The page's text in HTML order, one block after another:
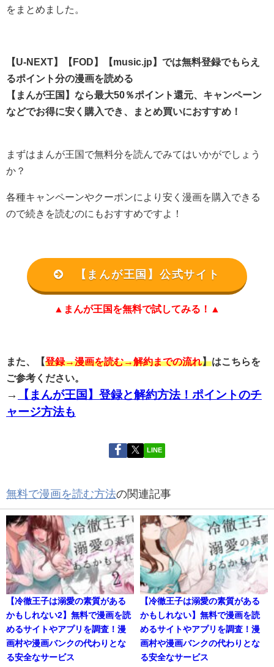
をまとめました。
【U-NEXT】【FOD】【music.jp】では無料登録でもらえ
るポイント分の漫画を読める
【まんが王国】なら最大50％ポイント還元、キャンペーン
などでお得に安く購入でき、まとめ買いにおすすめ！
まずはまんが王国で無料分を読んでみてはいかがでしょう
か？
各種キャンペーンやクーポンにより安く漫画を購入できる
ので続きを読むのにもおすすめですよ！
【まんが王国】公式サイト
▲まんが王国を無料で試してみる！▲
また、【登録→漫画を読む→解約までの流れ】はこちらを
ご参考ください。
→
【まんが王国】登録と解約方法！ポイントのチ
ャージ方法も
LINE
無料で漫画を読む方法の関連記事
【冷徹王子は溺愛の素質がある
かもしれない2】無料で漫画を読
めるサイトやアプリを調査！漫
画村や漫画バンクの代わりとな
る安全なサービス
【冷徹王子は溺愛の素質がある
かもしれない】無料で漫画を読
めるサイトやアプリを調査！漫
画村や漫画バンクの代わりとな
る安全なサービス